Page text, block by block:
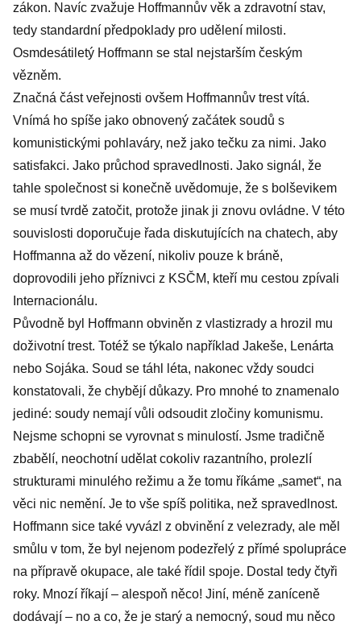
zákon. Navíc zvažuje Hoffmannův věk a zdravotní stav,
tedy standardní předpoklady pro udělení milosti.
Osmdesátiletý Hoffmann se stal nejstarším českým
vězněm.
Značná část veřejnosti ovšem Hoffmannův trest vítá.
Vnímá ho spíše jako obnovený začátek soudů s
komunistickými pohlaváry, než jako tečku za nimi. Jako
satisfakci. Jako průchod spravedlnosti. Jako signál, že
tahle společnost si konečně uvědomuje, že s bolševikem
se musí tvrdě zatočit, protože jinak ji znovu ovládne. V této
souvislosti doporučuje řada diskutujících na chatech, aby
Hoffmanna až do vězení, nikoliv pouze k bráně,
doprovodili jeho příznivci z KSČM, kteří mu cestou zpívali
Internacionálu.
Původně byl Hoffmann obviněn z vlastizrady a hrozil mu
doživotní trest. Totéž se týkalo například Jakeše, Lenárta
nebo Sojáka. Soud se táhl léta, nakonec vždy soudci
konstatovali, že chybějí důkazy. Pro mnohé to znamenalo
jediné: soudy nemají vůli odsoudit zločiny komunismu.
Nejsme schopni se vyrovnat s minulostí. Jsme tradičně
zbabělí, neochotní udělat cokoliv razantního, prolezlí
strukturami minulého režimu a že tomu říkáme „samet“, na
věci nic nemění. Je to vše spíš politika, než spravedlnost.
Hoffmann sice také vyvázl z obvinění z velezrady, ale měl
smůlu v tom, že byl nejenom podezřelý z přímé spolupráce
na přípravě okupace, ale také řídil spoje. Dostal tedy čtyři
roky. Mnozí říkají – alespoň něco! Jiní, méně zaníceně
dodávají – no a co, že je starý a nemocný, soud mu něco